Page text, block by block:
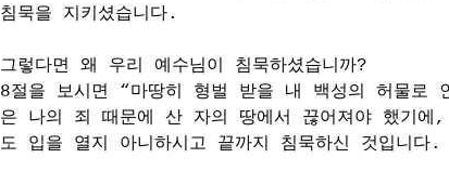
침묵을 지키셨습니다.
그렇다면 왜 우리 예수님이 침묵하셨습니까?
8절을 보시면 “마땅히 형벌 받을 내 백성의 허물로
은 나의 죄 때문에 산 자의 땅에서 끊어져야 했기에
도 입을 열지 아니하시고 끝까지 침묵하신 것입니